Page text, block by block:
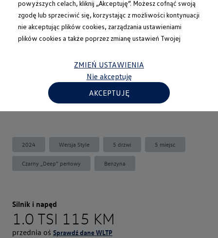
powyższych celach, kliknij „Akceptuję”. Możesz cofnąć swoją
zgodę lub sprzeciwić się, korzystając z możliwości kontynuacji
nie akceptując plików cookies, zarządzania ustawieniami
plików cookies a także poprzez zmianę ustawień Twojej
jest Volkswagen Group Polska Sp. z o.o. Więcej informacji dot.
przetwarzania danych osobowych oraz korzystania z plików
cookies znajdziesz wPolityce prywatnościoraz wPolityce
plików cookies
ZMIEŃ USTAWIENIA
Nie akceptuję
AKCEPTUJĘ
2024 Wersja Style 5 drzwi 5 miejsc
Czarny „Deep” perłowy Benzyna
Silnik i napęd
1.0 TSI 115 KM
przednia oś Sprawdź dane WLTP